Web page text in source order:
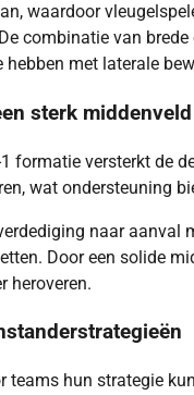
waardoor
combinatie van
met laterale
sterk middenveld
formatie versterkt de
wat ondersteuning
naar aanval
Door een solide
heroveren.
teams hun strategie